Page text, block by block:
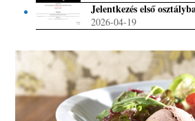
Jelentkezés első
2026-04-19